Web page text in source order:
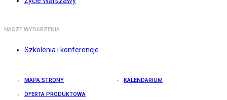
NASZE WYDARZENIA
Szkolenia i konferencje
MAPA STRONY KALENDARIUM
OFERTA PRODUKTOWA